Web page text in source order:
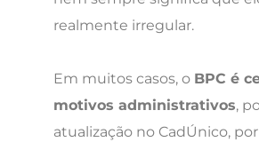
realmente irregular.
Em muitos casos, o BPC é
motivos administrativos,
atualização no CadÚnico,